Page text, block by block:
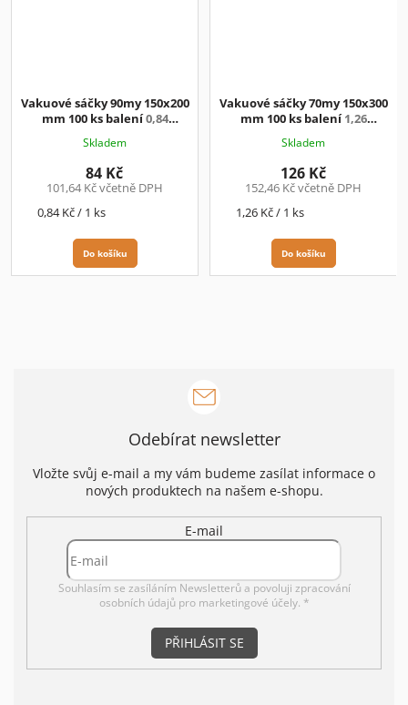
Vakuové sáčky 90my 150x200
mm 100 ks balení0,84
Skladem
101,64 Kč včetně DPH
84 Kč
Měrná
0,84 Kč / 1 ks
Do košíku
Vakuové sáčky 70my 150x300
mm 100 ks balení1,26
Skladem
152,46 Kč včetně DPH
126 Kč
Měrná
1,26 Kč / 1 ks
Do košíku
Odebírat newsletter
Vložte svůj e-mail a my vám budeme zasílat informace o
nových produktech na našem e-shopu.
E-mail
Souhlasím se zasíláním Newsletterů a povoluji zpracování
osobních údajů pro marketingové účely. *
PŘIHLÁSIT SE